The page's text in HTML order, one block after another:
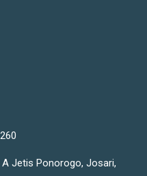
Jetis Ponorogo, Josari,